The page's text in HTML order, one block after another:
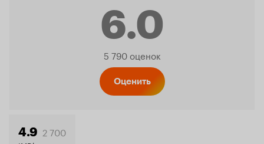
6.0
Рейтинг
5 790 оценок
Оценить
4.9 2 700